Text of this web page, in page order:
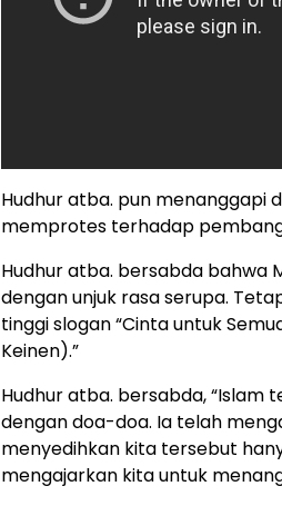
Hudhur atba. pun menanggapi
memprotes terhadap
Hudhur atba. bersabda bahwa
dengan unjuk rasa serupa.
tinggi slogan “Cinta untuk
Keinen).”
Hudhur atba. bersabda,
dengan doa-doa. Ia telah
menyedihkan kita tersebut
mengajarkan kita untuk